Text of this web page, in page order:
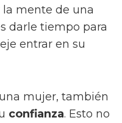
la mente de una
darle tiempo para
entrar en su
mujer, también
confianza. Esto no